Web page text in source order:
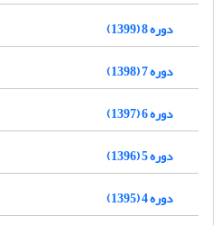
دوره 8 (1399)
دوره 7 (1398)
دوره 6 (1397)
دوره 5 (1396)
دوره 4 (1395)